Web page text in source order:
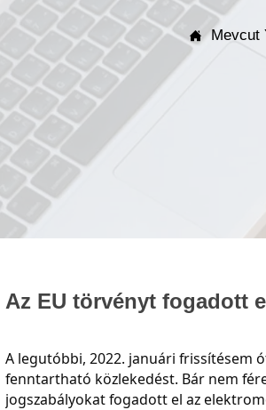
 Mevcut
Az EU törvényt fogadott
A legutóbbi, 2022. januári frissítésem
fenntartható közlekedést. Bár nem
jogszabályokat fogadott el az